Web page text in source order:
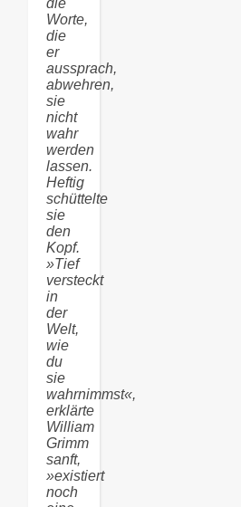
Worte,
die
er
aussprach,
abwehren,
sie
nicht
wahr
werden
lassen.
Heftig
schüttelte
sie
den
Kopf.
»Tief
versteckt
in
der
Welt,
wie
du
sie
wahrnimmst«,
erklärte
William
Grimm
sanft,
»existiert
noch